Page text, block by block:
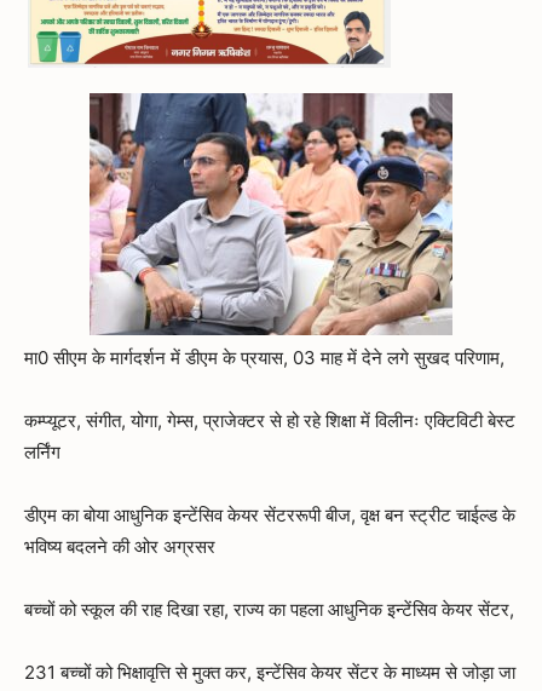
मा0 सीएम के मार्गदर्शन में डीएम के प्रयास, 03 माह में देने लगे सुखद परिणाम,
कम्प्यूटर, संगीत, योगा, गेम्स, प्राजेक्टर से हो रहे शिक्षा में विलीनः एक्टिविटी बेस्ट
लर्निंग
डीएम का बोया आधुनिक इन्टेंसिव केयर सेंटररूपी बीज, वृक्ष बन स्ट्रीट चाईल्ड के
भविष्य बदलने की ओर अग्रसर
बच्चों को स्कूल की राह दिखा रहा, राज्य का पहला आधुनिक इन्टेंसिव केयर सेंटर,
231 बच्चों को भिक्षावृत्ति से मुक्त कर, इन्टेंसिव केयर सेंटर के माध्यम से जोड़ा जा